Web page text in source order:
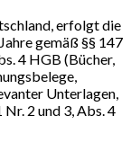
erfolgt die
gemäß §§ 147
4 HGB (Bücher,
Unterlagen,
2 und 3, Abs. 4